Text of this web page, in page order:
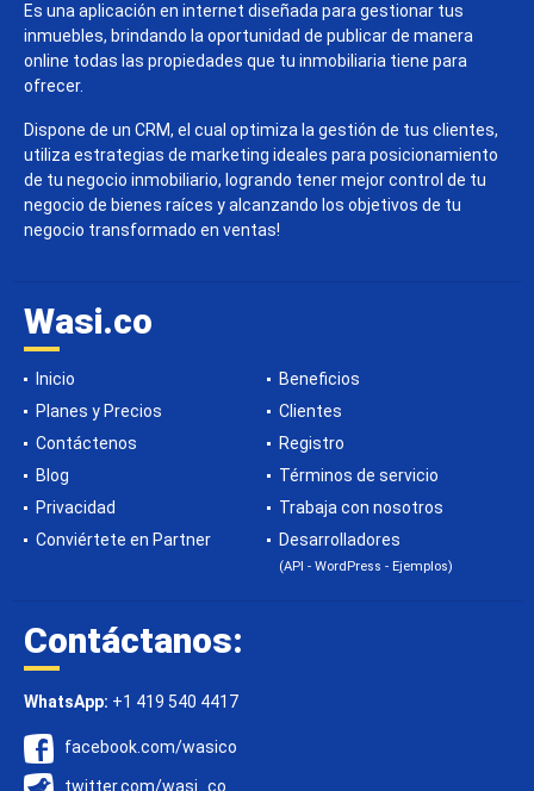
Es una aplicación en internet diseñada para gestionar tus
inmuebles, brindando la oportunidad de publicar de manera
online todas las propiedades que tu inmobiliaria tiene para
ofrecer.
Dispone de un CRM, el cual optimiza la gestión de tus clientes,
utiliza estrategias de marketing ideales para posicionamiento
de tu negocio inmobiliario, logrando tener mejor control de tu
negocio de bienes raíces y alcanzando los objetivos de tu
negocio transformado en ventas!
Wasi.co
Inicio
Beneficios
Planes y Precios
Clientes
Contáctenos
Registro
Blog
Términos de servicio
Privacidad
Trabaja con nosotros
Conviértete en Partner
Desarrolladores
(API - WordPress - Ejemplos)
Contáctanos:
WhatsApp: +1 419 540 4417
facebook.com/wasico
twitter.com/wasi_co